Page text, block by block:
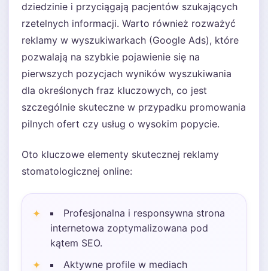
dziedzinie i przyciągają pacjentów szukających
rzetelnych informacji. Warto również rozważyć
reklamy w wyszukiwarkach (Google Ads), które
pozwalają na szybkie pojawienie się na
pierwszych pozycjach wyników wyszukiwania
dla określonych fraz kluczowych, co jest
szczególnie skuteczne w przypadku promowania
pilnych ofert czy usług o wysokim popycie.
Oto kluczowe elementy skutecznej reklamy
stomatologicznej online:
Profesjonalna i responsywna strona
internetowa zoptymalizowana pod
kątem SEO.
Aktywne profile w mediach